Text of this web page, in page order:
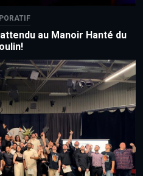
au Manoir Hanté du